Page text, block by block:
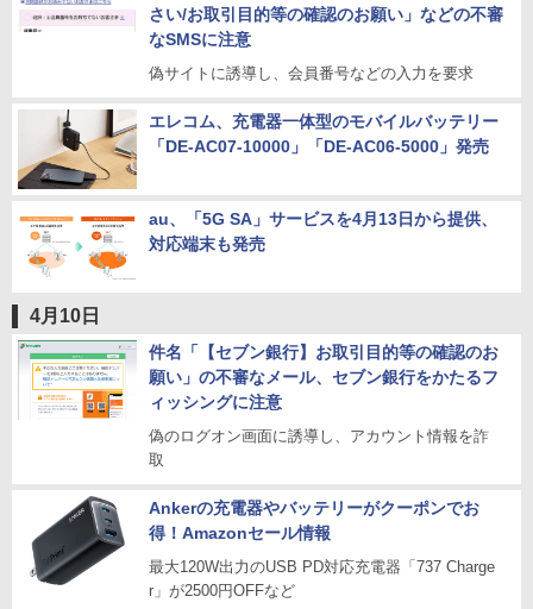
さい/お取引目的等の確認のお願い」などの不審
なSMSに注意
偽サイトに誘導し、会員番号などの入力を要求
エレコム、充電器一体型のモバイルバッテリー
「DE-AC07-10000」「DE-AC06-5000」発売
au、「5G SA」サービスを4月13日から提供、
対応端末も発売
4月10日
件名「【セブン銀行】お取引目的等の確認のお
願い」の不審なメール、セブン銀行をかたるフ
ィッシングに注意
偽のログオン画面に誘導し、アカウント情報を詐
取
Ankerの充電器やバッテリーがクーポンでお
得！Amazonセール情報
最大120W出力のUSB PD対応充電器「737 Charge
r」が2500円OFFなど